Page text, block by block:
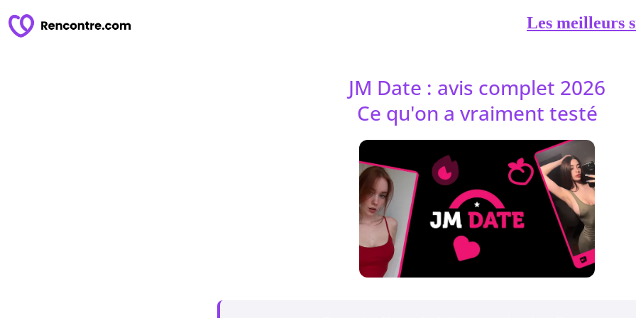
Les meilleurs
JM Date : avis complet 2026
Ce qu'on a vraiment testé